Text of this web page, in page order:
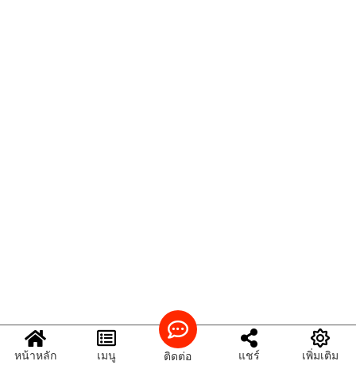
หน้าหลัก เมนู ติดต่อ แชร์ เพิ่มเติม